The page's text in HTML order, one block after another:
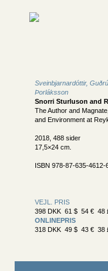
Sveinbjarnardóttir,
Þorláksson
Snorri Sturluson and
The Author and
and Environment at
2018, 488 sider
17,5×24 cm.
ISBN 978-87-635-4612-
VEJL. PRIS
398 DKK 61 $ 54 € 48
ONLINEPRIS
318 DKK 49 $ 43 € 38